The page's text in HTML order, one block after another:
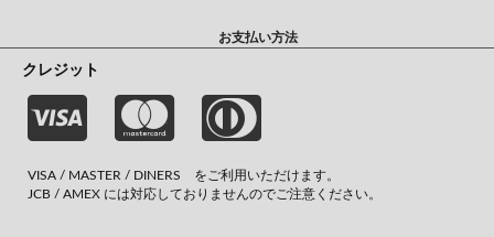
お支払い方法
クレジット
VISA / MASTER / DINERS をご利用いただけます。
JCB / AMEX には対応しておりませんのでご注意ください。